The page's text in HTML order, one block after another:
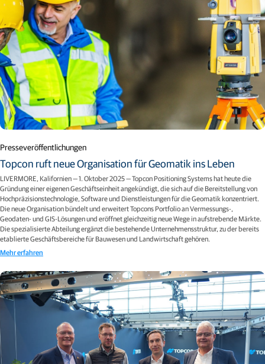
Presseveröffentlichungen
Topcon ruft neue Organisation für Geomatik ins Leben
LIVERMORE, Kalifornien — 1. Oktober 2025 — Topcon Positioning Systems hat heute die
Gründung einer eigenen Geschäftseinheit angekündigt, die sich auf die Bereitstellung von
Hochpräzisionstechnologie, Software und Dienstleistungen für die Geomatik konzentriert.
Die neue Organisation bündelt und erweitert Topcons Portfolio an Vermessungs-,
Geodaten- und GIS-Lösungen und eröffnet gleichzeitig neue Wege in aufstrebende Märkte.
Die spezialisierte Abteilung ergänzt die bestehende Unternehmensstruktur, zu der bereits
etablierte Geschäftsbereiche für Bauwesen und Landwirtschaft gehören.
Mehr erfahren